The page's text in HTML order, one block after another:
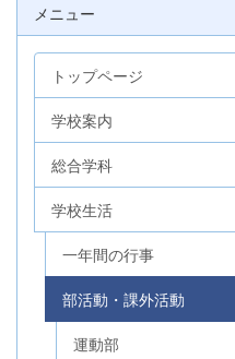
メニュー
トップページ
学校案内
総合学科
学校生活
一年間の行事
部活動・課外活動
運動部